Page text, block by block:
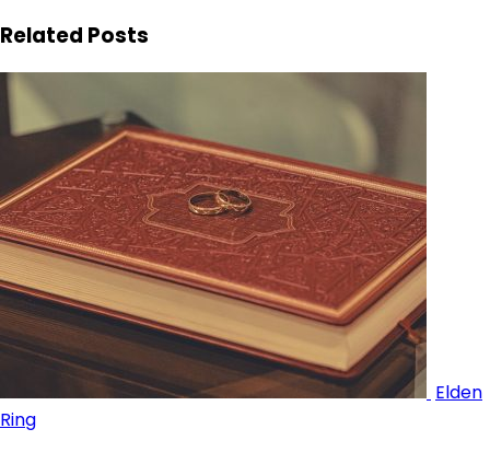
Related Posts
Elden
Ring